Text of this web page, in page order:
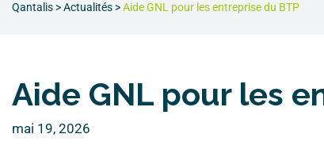
Qantalis >Actualités >Aide GNL pour les entreprise du BTP
Aide GNL pour les
mai 19, 2026